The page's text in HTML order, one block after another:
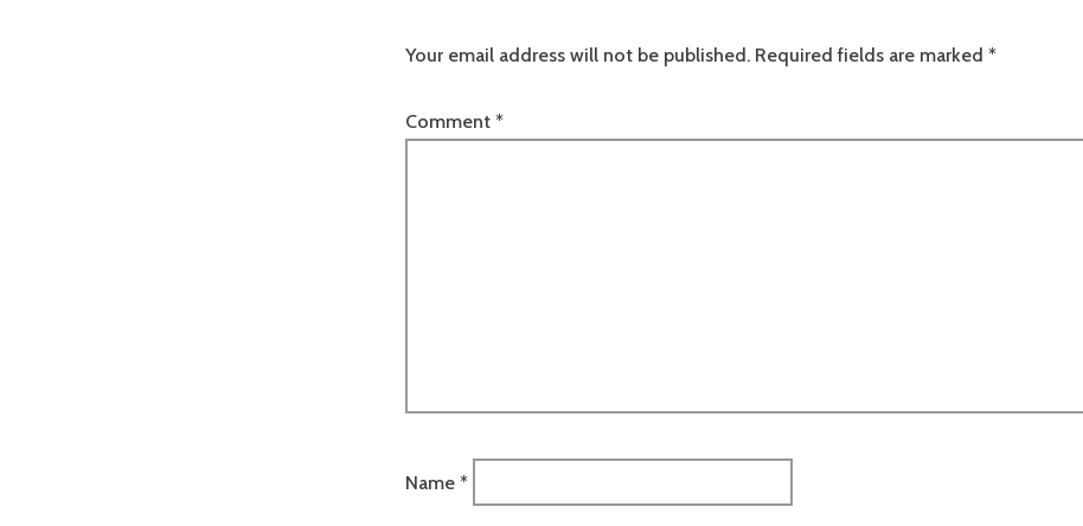
Your email address will not be published. Required fields are marked *
Comment *
Name *